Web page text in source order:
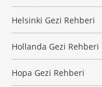
Helsinki Gezi Rehberi
Hollanda Gezi Rehberi
Hopa Gezi Rehberi